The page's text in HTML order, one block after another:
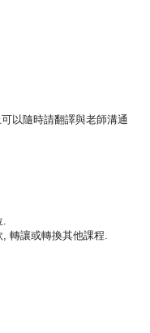
以隨時請翻譯與老師溝通
轉讓或轉換其他課程.